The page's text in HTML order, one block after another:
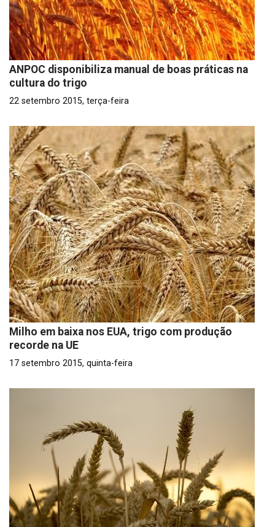
ANPOC disponibiliza manual de boas práticas na
cultura do trigo
22 setembro 2015, terça-feira
Milho em baixa nos EUA, trigo com produção
recorde na UE
17 setembro 2015, quinta-feira